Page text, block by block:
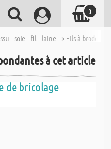
- soie - fil - laine > Fils à broder
à cet article
de bricolage
0